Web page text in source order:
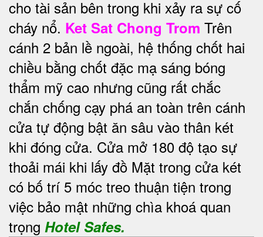
cho tài sản bên trong khi xảy ra sự cố
cháy nổ. Ket Sat Chong Trom Trên
cánh 2 bản lề ngoài, hệ thống chốt hai
chiều bằng chốt đặc mạ sáng bóng
thẩm mỹ cao nhưng cũng rất chắc
chắn chống cạy phá an toàn trên cánh
cửa tự động bật ăn sâu vào thân két
khi đóng cửa. Cửa mở 180 độ tạo sự
thoải mái khi lấy đồ Mặt trong cửa két
có bố trí 5 móc treo thuận tiện trong
việc bảo mật những chìa khoá quan
trọng Hotel Safes.